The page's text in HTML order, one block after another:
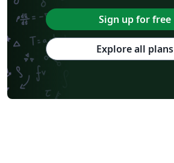
Sign up for free
Explore all plans